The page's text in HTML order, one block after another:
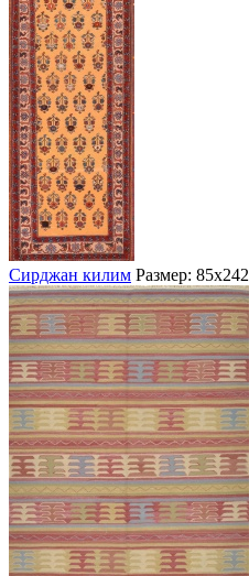
Сирджан килим Размер: 85х242